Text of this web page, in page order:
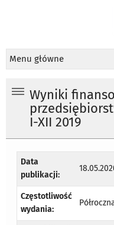
Menu główne
Wyniki
I-XII 2019
Data
publikacji:
Częstotliwość
wydania: